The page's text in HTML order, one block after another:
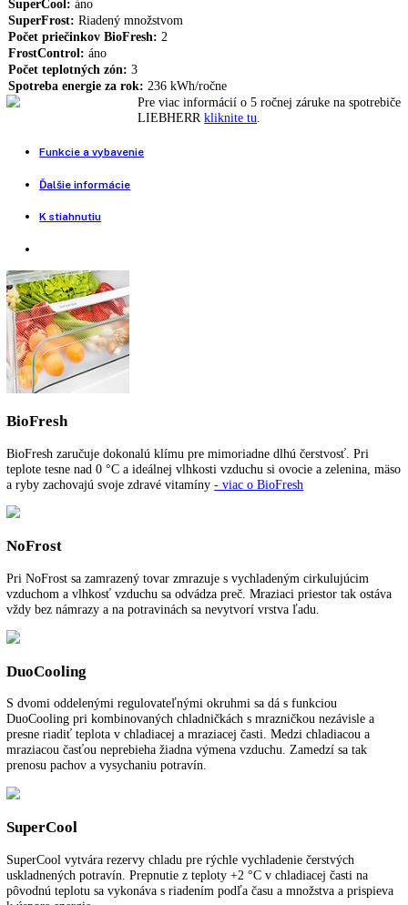
Osvetlenie BioFresh, Variabilný priečinok na odkladanie fliaš,
koľajničky, Deliteľná sklenená polička, Montáž pevných dverí,
vnútorné nádoby, HolidayMode, Integrovateľné spotrebiče pre
Detská poistka, VarioSpace, Vymeniteľný doraz dverí
Nie je na sklade
Rozmery výklenku (VxŠxH):
SuperCool:áno
SuperFrost:Riadený množstvom
Počet priečinkov BioFresh:
FrostControl:áno
Počet teplotných zón:
Spotreba energie za rok:
Ďalšie informácie
BioFresh
BioFresh zaručuje dokonalú klímu pre mimoriadne dlhú čerstvosť.
teplote tesne nad 0 °C a ideálnej vlhkosti vzduchu si ovocie a
NoFrost